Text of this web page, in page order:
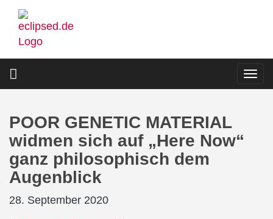
Direkt
zum
Inhalt
POOR GENETIC MATERIAL
widmen sich auf „Here Now“
ganz philosophisch dem
Augenblick
28. September 2020